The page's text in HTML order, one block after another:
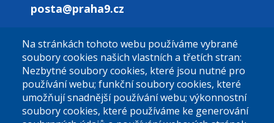
posta@praha9.cz
El. podatelna (bez el. podpisu):
podatelna@praha9.cz
Na stránkách tohoto webu používáme vybrané
soubory cookies našich vlastních a třetích stran:
Nezbytné soubory cookies, které jsou nutné pro
používání webu; funkční soubory cookies, které
umožňují snadnější používání webu; výkonnostní
soubory cookies, které používáme ke generování